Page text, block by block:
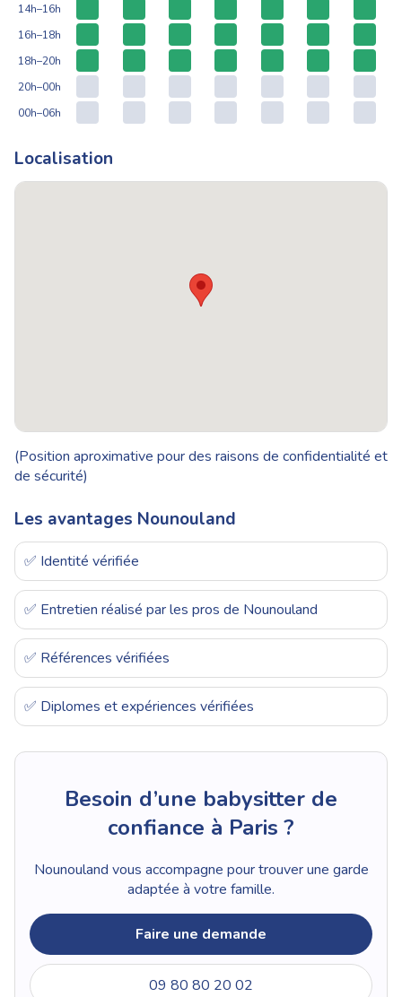
14h–16h
16h–18h
18h–20h
20h–00h
00h–06h
Localisation
(Position aproximative pour des raisons de confidentialité et
de sécurité)
Les avantages Nounouland
✅ Identité vérifiée
✅ Entretien réalisé par les pros de Nounouland
✅ Références vérifiées
✅ Diplomes et expériences vérifiées
Besoin d’une babysitter de
confiance à Paris ?
Nounouland vous accompagne pour trouver une garde
adaptée à votre famille.
Faire une demande
09 80 80 20 02